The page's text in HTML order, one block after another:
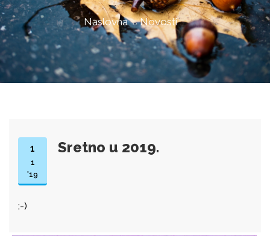
Naslovna Novosti
1
1
'19
Sretno u 2019.
:-)